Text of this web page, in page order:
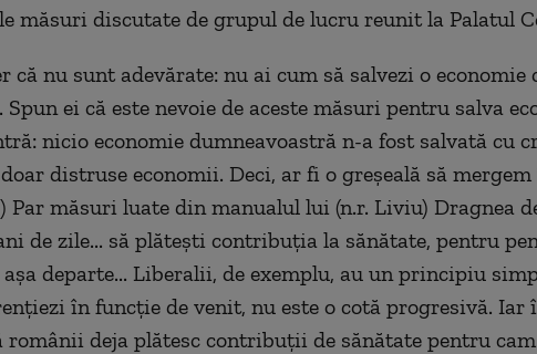
măsuri discutate de grupul de lucru reunit la Palatul
că nu sunt adevărate: nu ai cum să salvezi o economie
Spun ei că este nevoie de aceste măsuri pentru salva
nicio economie dumneavoastră n-a fost salvată cu
distruse economii. Deci, ar fi o greșeală să
Par măsuri luate din manualul lui (n.r. Liviu) Dragnea
de zile... să plătești contribuția la sănătate, pentru
departe... Liberalii, de exemplu, au un principiu
în funcție de venit, nu este o cotă progresivă. Iar
românii deja plătesc contribuții de sănătate pentru